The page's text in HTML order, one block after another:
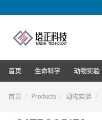
首页 生命科学 动物实验
首页 / Products / 动物实验 /